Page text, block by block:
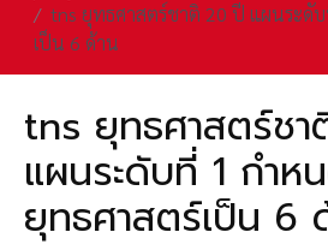
tns ยุทธศาสตร์ชาติ 20 ปี แผนระดั
เป็น 6 ด้าน
tns ยุทธศาสตร์ช
แผนระดับที่ 1 กำห
ยุทธศาสตร์เป็น 6